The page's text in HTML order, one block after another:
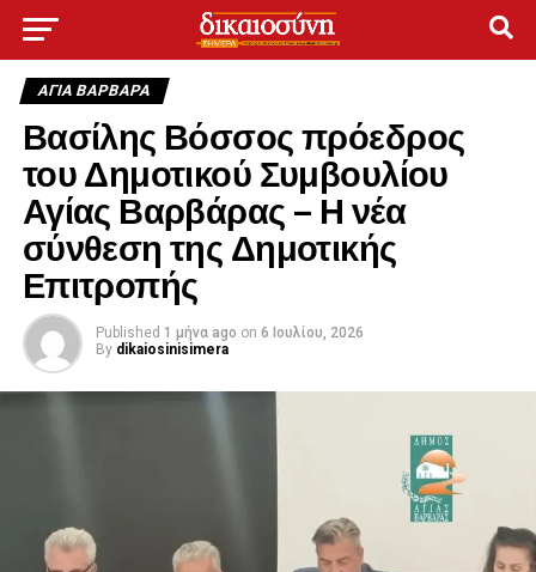
ΑΓΙΑ ΒΑΡΒΑΡΑ
Βασίλης Βόσσος πρόεδρος
του Δημοτικού Συμβουλίου
Αγίας Βαρβάρας – Η νέα
σύνθεση της Δημοτικής
Επιτροπής
Published 1 μήνα ago on 6 Ιουλίου, 2026
By dikaiosinisimera